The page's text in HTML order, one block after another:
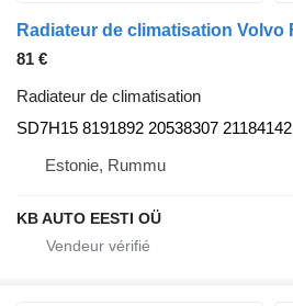
81 €
Radiateur de climatisation
SD7H15 8191892 20538307 21184142
Estonie, Rummu
KB AUTO EESTI OÜ